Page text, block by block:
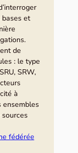
et
de
: le type
SRW,
à
ensembles
fédérée